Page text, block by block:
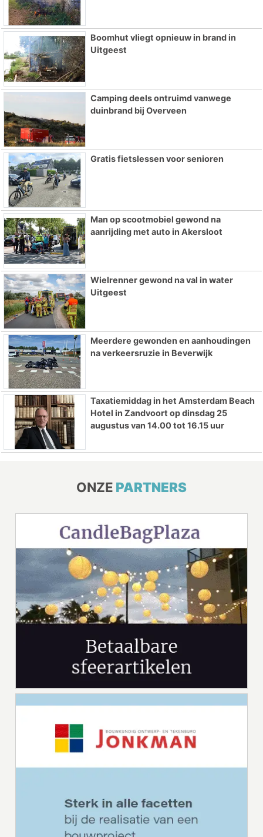
Boomhut vliegt opnieuw in brand in
Uitgeest
Camping deels ontruimd vanwege
duinbrand bij Overveen
Gratis fietslessen voor senioren
Man op scootmobiel gewond na
aanrijding met auto in Akersloot
Wielrenner gewond na val in water
Uitgeest
Meerdere gewonden en aanhoudingen
na verkeersruzie in Beverwijk
Taxatiemiddag in het Amsterdam Beach
Hotel in Zandvoort op dinsdag 25
augustus van 14.00 tot 16.15 uur
ONZE PARTNERS